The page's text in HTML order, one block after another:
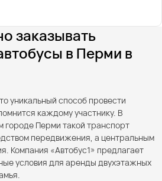
заказывать
в Перми в
уникальный способ провести
каждому участнику. В
Перми такой транспорт
передвижения, а центральным
Компания «Автобус1» предлагает
условия для аренды двухэтажных